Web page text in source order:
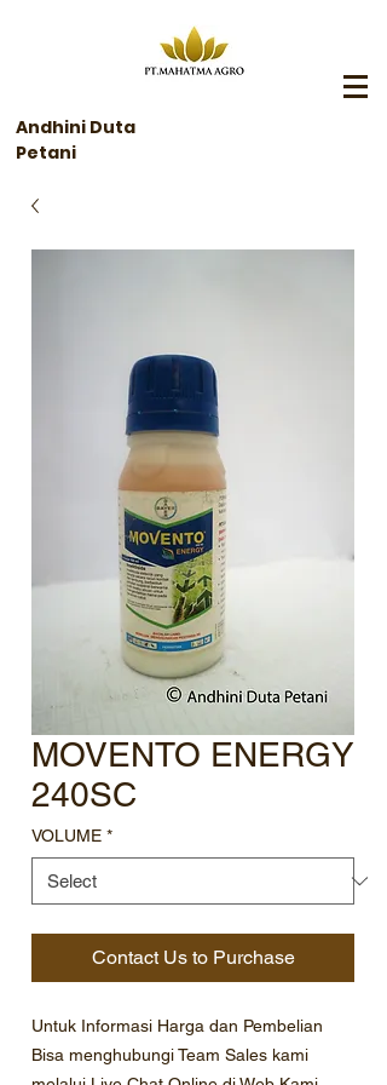
Andhini Duta
Petani
MOVENTO ENERGY
240SC
VOLUME *
Contact Us to Purchase
Untuk Informasi Harga dan Pembelian
Bisa menghubungi Team Sales kami